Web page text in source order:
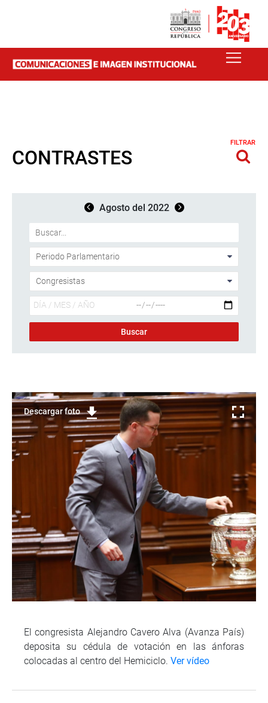
CONTRASTES
FILTRAR
Agosto del 2022
Descargar foto
El congresista Alejandro Cavero Alva (Avanza País)
deposita su cédula de votación en las ánforas
colocadas al centro del Hemiciclo. Ver vídeo